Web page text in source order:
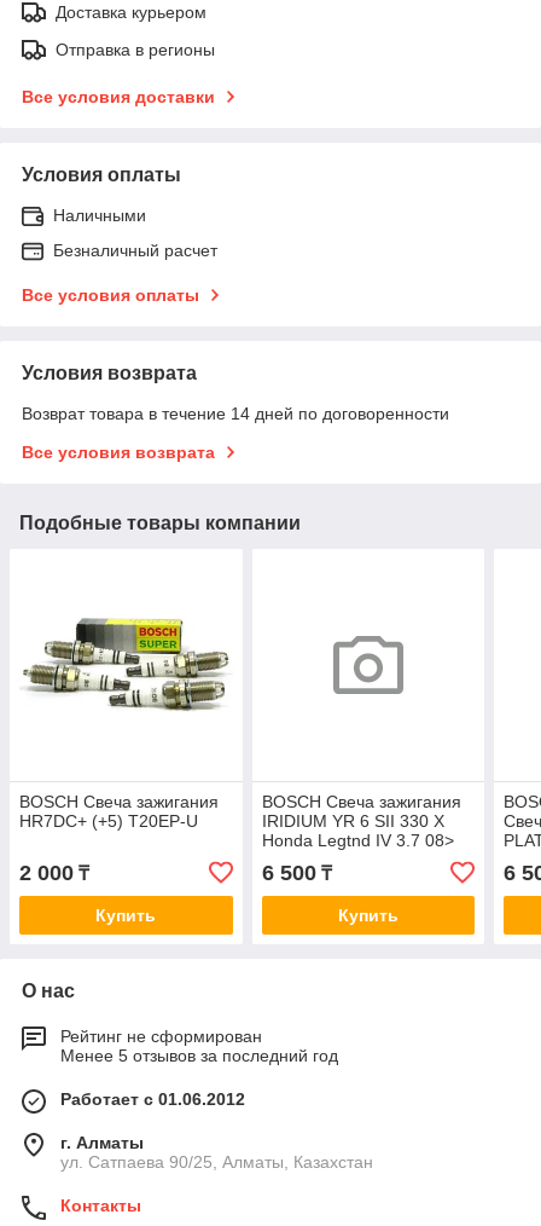
Доставка курьером
Отправка в регионы
Все условия доставки
Условия оплаты
Наличными
Безналичный расчет
Все условия оплаты
Условия возврата
Возврат товара в течение 14 дней по договоренности
Все условия возврата
Подобные товары компании
BOSCH Свеча зажигания
HR7DC+ (+5) T20EP-U
2 000 ₸
Купить
BOSCH Свеча зажигания
IRIDIUM YR 6 SII 330 X
Honda Legtnd IV 3.7 08>
IXUH22FTT
6 500₸
Купить
6
О нас
Рейтинг не сформирован
Менее 5 отзывов за последний год
Работает с 01.06.2012
г. Алматы
ул. Сатпаева 90/25, Алматы, Казахстан
Контакты